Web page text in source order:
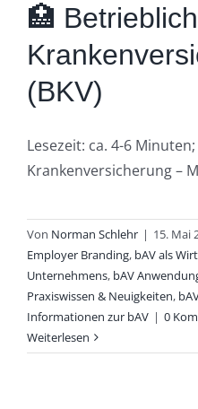
🏥
(BKV)
Lesezeit: ca. 4-6
Krankenversicherung –
Von Norman Schlehr | 15. Mai
Employer Branding, bAV als
Unternehmens, bAV
Praxiswissen & Neuigkeiten,
Informationen zur bAV | 0
Weiterlesen